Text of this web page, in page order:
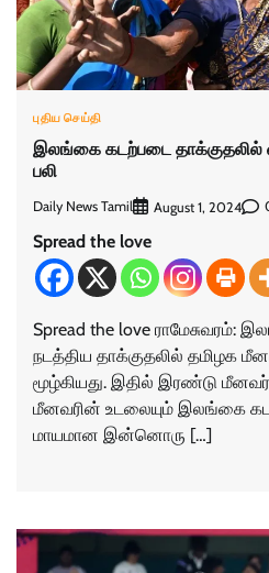
புதிய செய்தி
இலங்கை கடற்படை தாக்குதலில்
பலி
Daily News Tamil August 1, 2024
Spread the love
Spread the love ராமேசுவரம்:
நடத்திய தாக்குதலில் தமிழக
மூழ்கியது. இதில் இரண்டு
மீனவரின் உடலையும் இலங்கை
மாயமான இன்னொரு […]